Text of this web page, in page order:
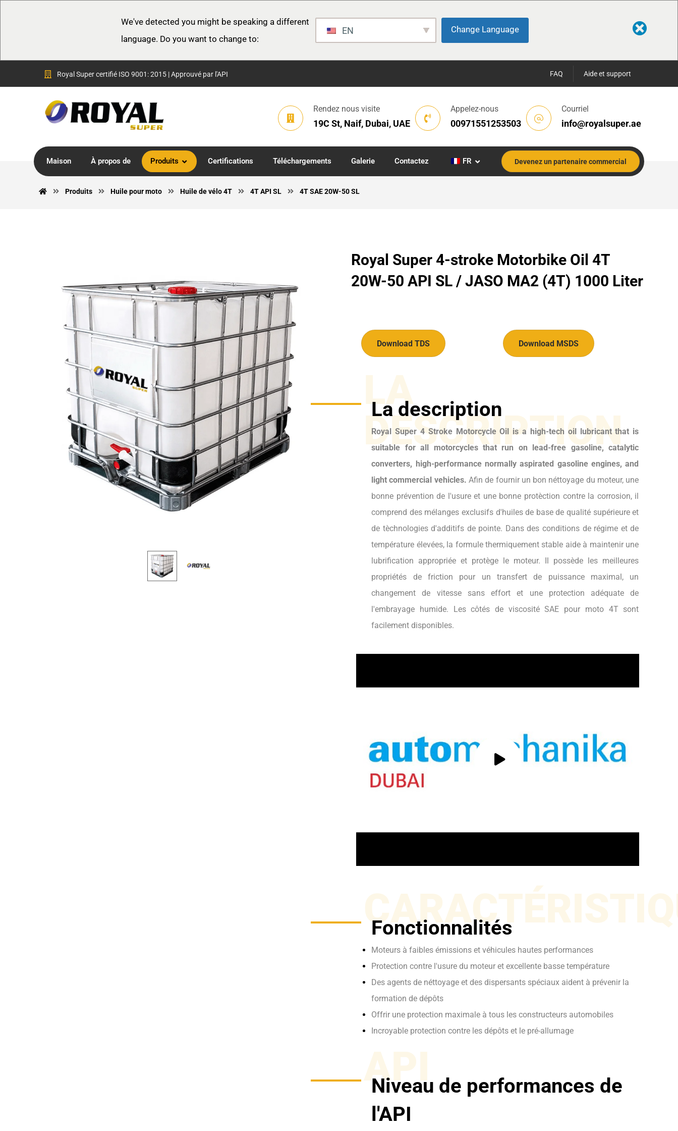
We've detected you might be speaking a different
language. Do you want to change to:
EN Change Language
Royal Super certifié ISO 9001: 2015 | Approuvé par l'API Aide et support
FAQ
Courriel
info@royalsuper.ae
Appelez-nous
00971551253503
Rendez nous visite
19C St, Naif, Dubai, UAE
Maison À propos de Produits Certifications Téléchargements Galerie Contactez FR Devenez un partenaire commercial
Produits Huile pour moto Huile de vélo 4T 4T API SL 4T SAE 20W-50 SL
Royal Super 4-stroke Motorbike Oil 4T
20W-50 API SL / JASO MA2 (4T) 1000 Liter
Download TDS Download MSDS
LA
DESCRIPTION
La description
Royal Super 4 Stroke Motorcycle Oil is a high-tech oil lubricant that is
suitable for all motorcycles that run on lead-free gasoline, catalytic
converters, high-performance normally aspirated gasoline engines, and
light commercial vehicles. Afin de fournir un bon néttoyage du moteur, une
bonne prévention de l'usure et une bonne protèction contre la corrosion, il
comprend des mélanges exclusifs d'huiles de base de qualité supérieure et
de tèchnologies d'additifs de pointe. Dans des conditions de régime et de
température élevées, la formule thermiquement stable aide à maintenir une
lubrification appropriée et protège le moteur. Il possède les meilleures
propriétés de friction pour un transfert de puissance maximal, un
changement de vitesse sans effort et une protection adéquate de
l'embrayage humide. Les côtés de viscosité SAE pour moto 4T sont
facilement disponibles.
Fonctionnalités
Moteurs à faibles émissions et véhicules hautes performances
Protection contre l'usure du moteur et excellente basse température
Des agents de néttoyage et des dispersants spéciaux aident à prévenir la
formation de dépôts
Offrir une protection maximale à tous les constructeurs automobiles
Incroyable protection contre les dépôts et le pré-allumage
API
Niveau de performances de
l'API